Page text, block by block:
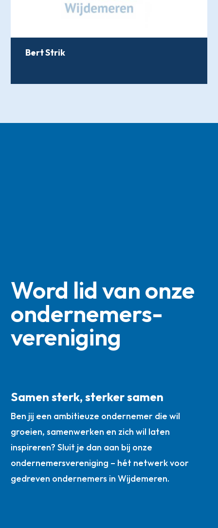
Bert Strik
Word lid van onze
ondernemers­
vereniging
Samen sterk, sterker samen
Ben jij een ambitieuze ondernemer die wil
groeien, samenwerken en zich wil laten
inspireren? Sluit je dan aan bij onze
ondernemersvereniging – hét netwerk voor
gedreven ondernemers in Wijdemeren.